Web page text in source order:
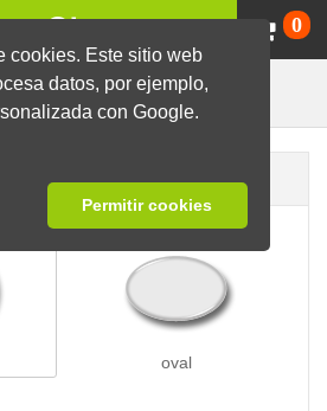
cookies. Este sitio web
datos, por ejemplo,
con Google.
Permitir cookies
0
Clip
oval